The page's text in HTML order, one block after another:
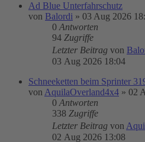
Ad Blue Unterfahrschutz
von Balordi » 03 Aug 2026
0 Antworten
94 Zugriffe
Letzter Beitrag von
03 Aug 2026 18:04
Schneeketten beim Sprinter
von AquilaOverland4x4 » 02
0 Antworten
338 Zugriffe
Letzter Beitrag von
02 Aug 2026 13:08